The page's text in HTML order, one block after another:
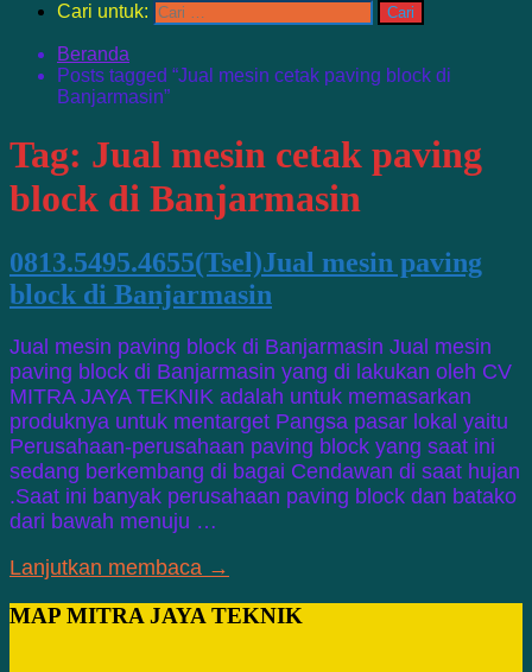
Cari untuk:
Beranda
Posts tagged “Jual mesin cetak paving block di
Banjarmasin”
Tag: Jual mesin cetak paving
block di Banjarmasin
0813.5495.4655(Tsel)Jual mesin paving
block di Banjarmasin
Jual mesin paving block di Banjarmasin Jual mesin
paving block di Banjarmasin yang di lakukan oleh CV
MITRA JAYA TEKNIK adalah untuk memasarkan
produknya untuk mentarget Pangsa pasar lokal yaitu
Perusahaan-perusahaan paving block yang saat ini
sedang berkembang di bagai Cendawan di saat hujan
.Saat ini banyak perusahaan paving block dan batako
dari bawah menuju …
Lanjutkan membaca →
MAP MITRA JAYA TEKNIK